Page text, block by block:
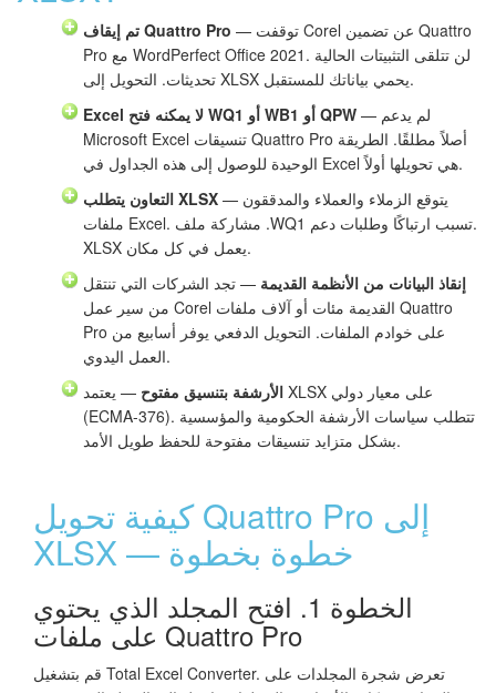
تم إيقاف Quattro Pro — توقفت Corel عن تضمين Quattro
Pro مع WordPerfect Office 2021. لن تتلقى التثبيتات الحالية
تحديثات. التحويل إلى XLSX يحمي بياناتك للمستقبل.
Excel لا يمكنه فتح WQ1 أو WB1 أو QPW — لم يدعم
Microsoft Excel تنسيقات Quattro Pro أصلاً مطلقًا. الطريقة
الوحيدة للوصول إلى هذه الجداول في Excel هي تحويلها أولاً.
التعاون يتطلب XLSX — يتوقع الزملاء والعملاء والمدققون
ملفات Excel. مشاركة ملف .WQ1 تسبب ارتباكًا وطلبات دعم.
XLSX يعمل في كل مكان.
إنقاذ البيانات من الأنظمة القديمة — تجد الشركات التي تنتقل
من سير عمل Corel القديمة مئات أو آلاف ملفات Quattro
Pro على خوادم الملفات. التحويل الدفعي يوفر أسابيع من
العمل اليدوي.
الأرشفة بتنسيق مفتوح — يعتمد XLSX على معيار دولي
(ECMA-376). تتطلب سياسات الأرشفة الحكومية والمؤسسية
بشكل متزايد تنسيقات مفتوحة للحفظ طويل الأمد.
كيفية تحويل Quattro Pro إلى
XLSX — خطوة بخطوة
الخطوة 1. افتح المجلد الذي يحتوي
على ملفات Quattro Pro
قم بتشغيل Total Excel Converter. تعرض شجرة المجلدات على